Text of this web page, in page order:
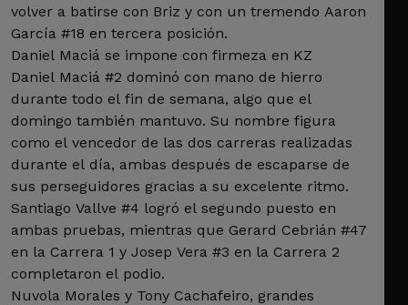
volver a batirse con Briz y con un tremendo Aaron
García #18 en tercera posición.
Daniel Maciá se impone con firmeza en KZ
Daniel Maciá #2 dominó con mano de hierro
durante todo el fin de semana, algo que el
domingo también mantuvo. Su nombre figura
como el vencedor de las dos carreras realizadas
durante el día, ambas después de escaparse de
sus perseguidores gracias a su excelente ritmo.
Santiago Vallve #4 logró el segundo puesto en
ambas pruebas, mientras que Gerard Cebrián #47
en la Carrera 1 y Josep Vera #3 en la Carrera 2
completaron el podio.
Nuvola Morales y Tony Cachafeiro, grandes